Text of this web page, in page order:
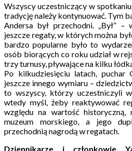
Wszyscy uczestniczący w
tradycję należy kontynuować. Tym
Andersa był przechodni. „Był” –
jeszcze regaty, w których można
bardzo popularne było to
osób biorących co roku udział w
trzy turnusy, pływające na kilku
Po kilkudziesięciu latach, puchar
jeszcze innego wymiaru –
to wszyscy, którzy uczestniczyli
wtedy myśl, żeby reaktywować
względu na wartość historyczną,
muzeum morskiego, a jego
przechodnią nagrodą w regatach.
Dziennikarze i członkowie